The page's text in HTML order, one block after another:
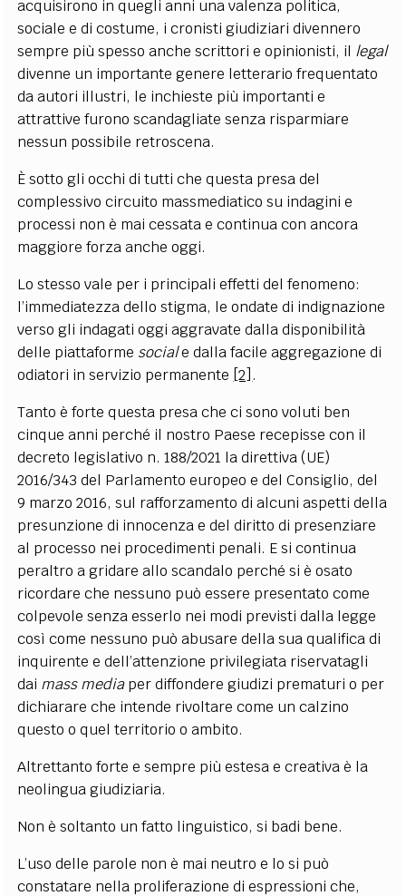
acquisirono in quegli anni una valenza politica,
sociale e di costume, i cronisti giudiziari divennero
sempre più spesso anche scrittori e opinionisti, il legal
divenne un importante genere letterario frequentato
da autori illustri, le inchieste più importanti e
attrattive furono scandagliate senza risparmiare
nessun possibile retroscena.
È sotto gli occhi di tutti che questa presa del
complessivo circuito massmediatico su indagini e
processi non è mai cessata e continua con ancora
maggiore forza anche oggi.
Lo stesso vale per i principali effetti del fenomeno:
l’immediatezza dello stigma, le ondate di indignazione
verso gli indagati oggi aggravate dalla disponibilità
delle piattaforme sociale dalla facile aggregazione di
odiatori in servizio permanente [2] .
Tanto è forte questa presa che ci sono voluti ben
cinque anni perché il nostro Paese recepisse con il
decreto legislativo n. 188/2021 la direttiva (UE)
2016/343 del Parlamento europeo e del Consiglio, del
9 marzo 2016, sul rafforzamento di alcuni aspetti della
presunzione di innocenza e del diritto di presenziare
al processo nei procedimenti penali. E si continua
peraltro a gridare allo scandalo perché si è osato
ricordare che nessuno può essere presentato come
colpevole senza esserlo nei modi previsti dalla legge
così come nessuno può abusare della sua qualifica di
inquirente e dell’attenzione privilegiata riservatagli
dai mass mediaper diffondere giudizi prematuri o per
dichiarare che intende rivoltare come un calzino
questo o quel territorio o ambito.
Altrettanto forte e sempre più estesa e creativa è la
neolingua giudiziaria.
Non è soltanto un fatto linguistico, si badi bene.
L’uso delle parole non è mai neutro e lo si può
constatare nella proliferazione di espressioni che,